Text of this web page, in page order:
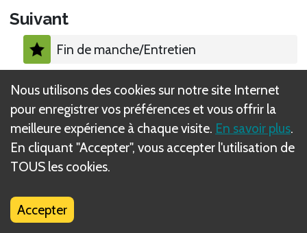
Suivant
Fin de manche/Entretien
Règle(s) connexe(s)
Action : Renouveler
Action : Ajuster le marqueur Objectifs
Action : Avancer sur la piste Guilde
Draconique
Nous utilisons des cookies sur notre site Internet
pour enregistrer vos préférences et vous offrir la
meilleure expérience à chaque visite. En savoir plus.
En cliquant "Accepter", vous accepter l'utilisation de
TOUS les cookies.
Accepter